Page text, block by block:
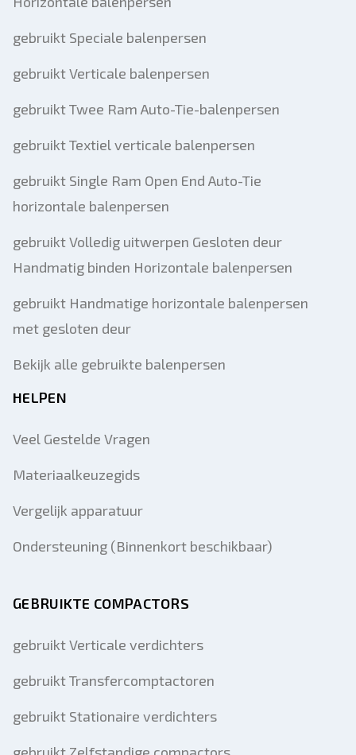
gebruikt Speciale balenpersen
gebruikt Verticale balenpersen
gebruikt Twee Ram Auto-Tie-balenpersen
gebruikt Textiel verticale balenpersen
gebruikt Single Ram Open End Auto-Tie
horizontale balenpersen
gebruikt Volledig uitwerpen Gesloten deur
Handmatig binden Horizontale balenpersen
gebruikt Handmatige horizontale balenpersen
met gesloten deur
Bekijk alle gebruikte balenpersen
HELPEN
Veel Gestelde Vragen
Materiaalkeuzegids
Vergelijk apparatuur
Ondersteuning (Binnenkort beschikbaar)
GEBRUIKTE COMPACTORS
gebruikt Verticale verdichters
gebruikt Transfercomptactoren
gebruikt Stationaire verdichters